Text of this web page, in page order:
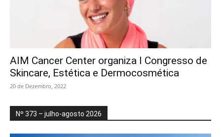
AIM Cancer Center organiza I Congresso de
Skincare, Estética e Dermocosmética
20 de Dezembro, 2022
Nº 373 – julho-agosto 2026